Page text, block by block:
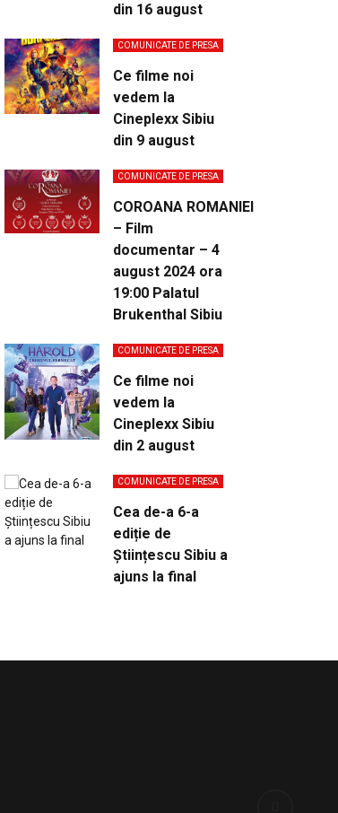
din 16 august
COMUNICATE DE PRESA
Ce filme noi
vedem la
Cineplexx Sibiu
din 9 august
COMUNICATE DE PRESA
COROANA ROMANIEI
– Film
documentar – 4
august 2024 ora
19:00 Palatul
Brukenthal Sibiu
COMUNICATE DE PRESA
Ce filme noi
vedem la
Cineplexx Sibiu
din 2 august
COMUNICATE DE PRESA
Cea de-a 6-a
ediție de
Științescu Sibiu a
ajuns la final